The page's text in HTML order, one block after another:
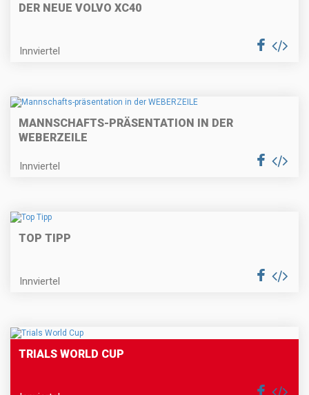
DER NEUE VOLVO XC40
Innviertel
MANNSCHAFTS-PRÄSENTATION IN DER
WEBERZEILE
Innviertel
TOP TIPP
Innviertel
TRIALS WORLD CUP